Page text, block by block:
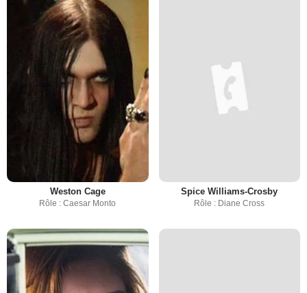
Weston Cage
Rôle : Caesar Monto
Spice Williams-Crosby
Rôle : Diane Cross